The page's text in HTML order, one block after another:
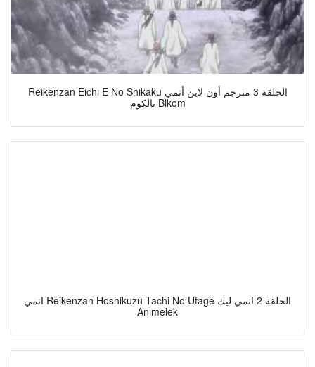
Reikenzan Eichi E No Shikaku الحلقة 3 مترجم أون لاين أنمي
بالكوم Blkom
انمي Reikenzan Hoshikuzu Tachi No Utage الحلقة 2 انمي ليك
Animelek